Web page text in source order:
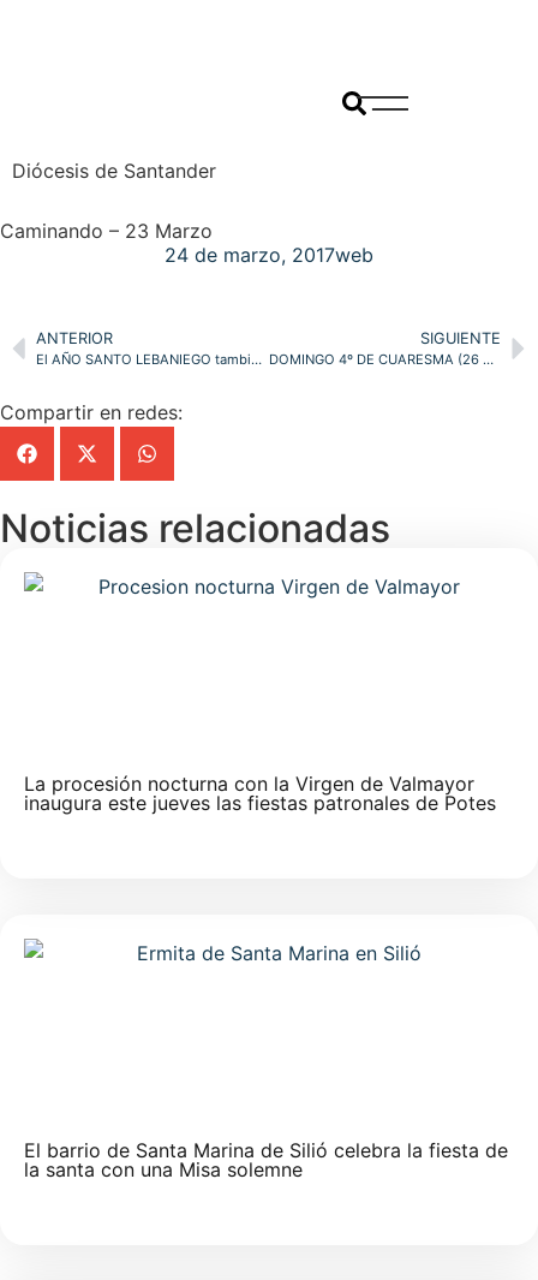
Diócesis de Santander
Caminando – 23 Marzo
24 de marzo, 2017web
ANTERIOR
El AÑO SANTO LEBANIEGO también pasa por la Librería de Pastoral de la diócesis
SIGUIENTE
DOMINGO 4º DE CUARESMA (26 de Marzo)
Compartir en redes:
Noticias relacionadas
La procesión nocturna con la Virgen de Valmayor
inaugura este jueves las fiestas patronales de Potes
El barrio de Santa Marina de Silió celebra la fiesta de
la santa con una Misa solemne